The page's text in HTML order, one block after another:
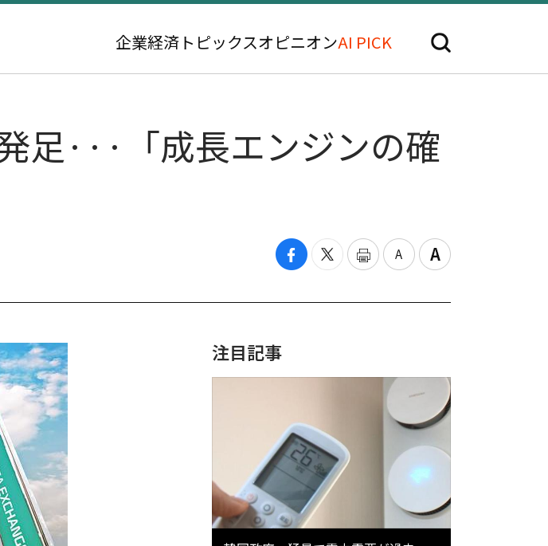
企業経済 トピックスオピニオンAI PICK
足···「成長エンジンの確
注目記事